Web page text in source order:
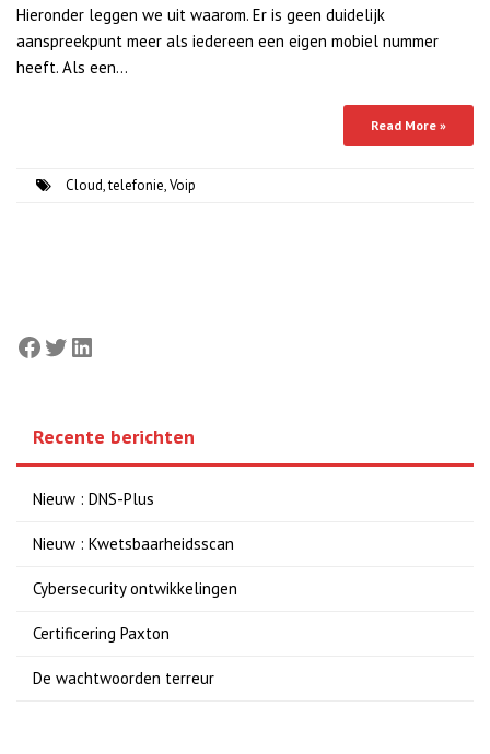
Hieronder leggen we uit waarom. Er is geen duidelijk
aanspreekpunt meer als iedereen een eigen mobiel nummer
heeft. Als een…
Read More »
Cloud,telefonie,Voip
Facebook
Twitter
LinkedIn
Recente berichten
Nieuw : DNS-Plus
Nieuw : Kwetsbaarheidsscan
Cybersecurity ontwikkelingen
Certificering Paxton
De wachtwoorden terreur